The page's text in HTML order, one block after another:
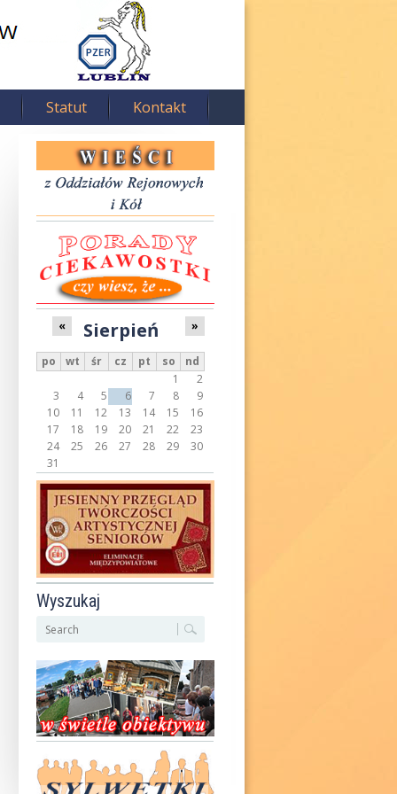
Statut Kontakt
Sierpień
« »
po wt śr cz pt so
nd
1
2
3
4 5 6 7 8
9
10
11 12 13 14 15
16
17
18 19 20 21 22
23
24
25 26 27 28 29
30
31
Wyszukaj
u
k
a
j